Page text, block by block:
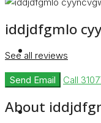
Rent
Blog
iddjdfgmlo
See all reviews
Send Email Call
About